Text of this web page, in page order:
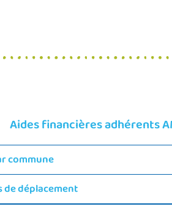
Aides financières adhérents
commune
déplacement